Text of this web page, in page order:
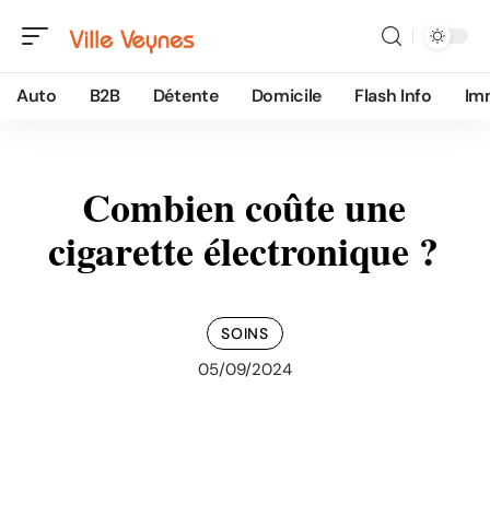
Auto B2B Détente Domicile Flash Info
Combien coûte une
cigarette électronique ?
SOINS
05/09/2024